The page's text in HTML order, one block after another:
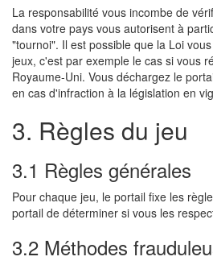
La responsabilité vous incombe de
dans votre pays vous autorisent à
"tournoi". Il est possible que la Loi
jeux, c'est par exemple le cas si vous
Royaume-Uni. Vous déchargez le
en cas d'infraction à la législation en
3. Règles du jeu
3.1 Règles générales
Pour chaque jeu, le portail fixe les
portail de déterminer si vous les
3.2 Méthodes